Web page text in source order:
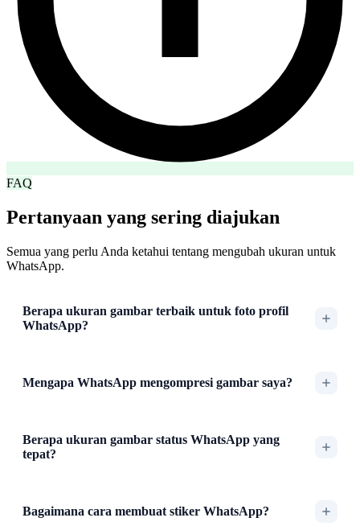
FAQ
Pertanyaan yang sering diajukan
Semua yang perlu Anda ketahui tentang mengubah ukuran untuk
WhatsApp.
Berapa ukuran gambar terbaik untuk foto profil
WhatsApp?
Mengapa WhatsApp mengompresi gambar saya?
Berapa ukuran gambar status WhatsApp yang
tepat?
Bagaimana cara membuat stiker WhatsApp?